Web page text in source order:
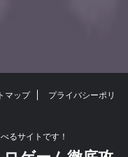
マップ
プライバシーポリ
るサイトです！